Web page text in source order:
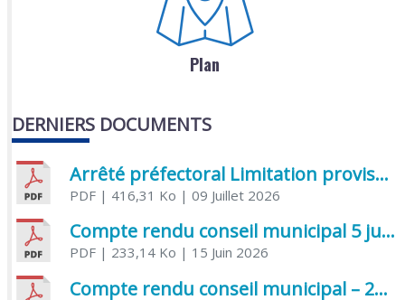
Plan
DERNIERS DOCUMENTS
Arrêté préfectoral Limitation provisoire des usages de l’eau
PDF| 416,31 Ko | 09 Juillet 2026
Compte rendu conseil municipal 5 juin 2026 sénatoriale
PDF| 233,14 Ko | 15 Juin 2026
Compte rendu conseil municipal – 21 avril 2026